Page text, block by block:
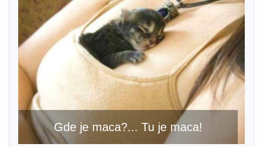
Gde je maca?... Tu je maca!